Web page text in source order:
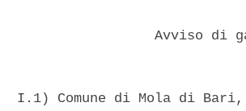
Avviso di
I.1) Comune di Mola di